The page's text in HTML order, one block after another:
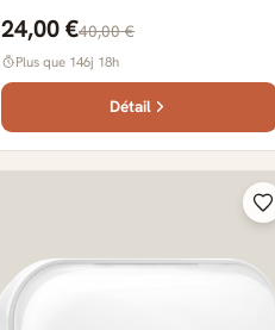
24,00 €40,00 €
Plus que 146j 18h
Détail